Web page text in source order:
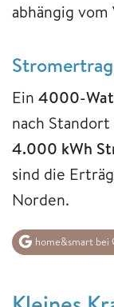
abhängig
Ein 4000-
nach
4.000 kWh
sind die
Norden.
home&smart bei